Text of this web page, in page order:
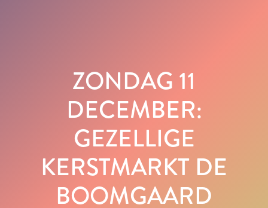
ZONDAG 11
DECEMBER:
GEZELLIGE
KERSTMARKT DE
BOOMGAARD